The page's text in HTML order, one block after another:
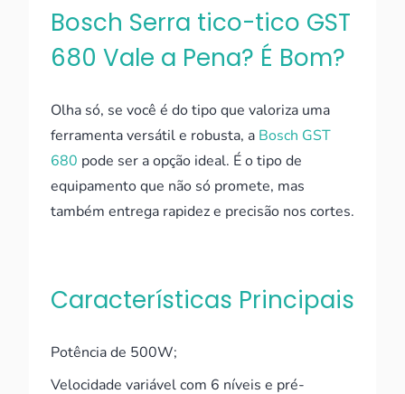
Bosch Serra tico-tico GST
680 Vale a Pena? É Bom?
Olha só, se você é do tipo que valoriza uma
ferramenta versátil e robusta, a Bosch GST
680 pode ser a opção ideal. É o tipo de
equipamento que não só promete, mas
também entrega rapidez e precisão nos cortes.
Características Principais
Potência de 500W;
Velocidade variável com 6 níveis e pré-